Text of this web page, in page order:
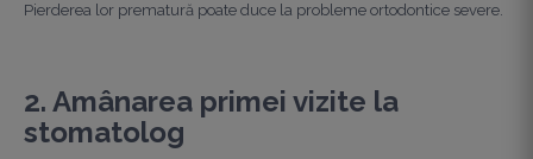
Pierderea lor prematură poate duce la probleme ortodontice severe.
2. Amânarea primei vizite la
stomatolog